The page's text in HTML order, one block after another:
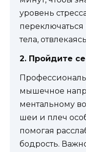
уровень
тела,
2. Пройдите
мышечное
ментальному
шеи и плеч
помогая
бодрость.